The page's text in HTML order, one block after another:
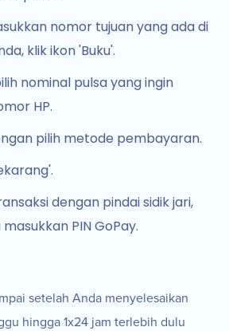
nomor tujuan yang ada di
klik ikon 'Buku'.
nominal pulsa yang ingin
HP.
pilih metode pembayaran.
dengan pindai sidik jari,
masukkan PIN GoPay.
setelah Anda menyelesaikan
hingga 1x24 jam terlebih dulu